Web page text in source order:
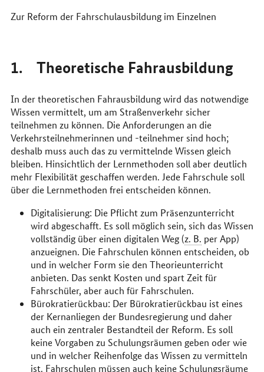
Zur Reform der Fahrschulausbildung im Einzelnen
1. Theoretische Fahrausbildung
In der theoretischen Fahrausbildung wird das notwendige
Wissen vermittelt, um am Straßenverkehr sicher
teilnehmen zu können. Die Anforderungen an die
Verkehrsteilnehmerinnen und -teilnehmer sind hoch;
deshalb muss auch das zu vermittelnde Wissen gleich
bleiben. Hinsichtlich der Lernmethoden soll aber deutlich
mehr Flexibilität geschaffen werden. Jede Fahrschule soll
über die Lernmethoden frei entscheiden können.
Digitalisierung: Die Pflicht zum Präsenzunterricht
wird abgeschafft. Es soll möglich sein, sich das Wissen
vollständig über einen digitalen Weg (z. B. perApp)
anzueignen. Die Fahrschulen können entscheiden, ob
und in welcher Form sie den Theorieunterricht
anbieten. Das senkt Kosten und spart Zeit für
Fahrschüler, aber auch für Fahrschulen.
Bürokratierückbau: Der Bürokratierückbau ist eines
der Kernanliegen der Bundesregierung und daher
auch ein zentraler Bestandteil der Reform. Es soll
keine Vorgaben zu Schulungsräumen geben oder wie
und in welcher Reihenfolge das Wissen zu vermitteln
ist. Fahrschulen müssen auch keine Schulungsräume